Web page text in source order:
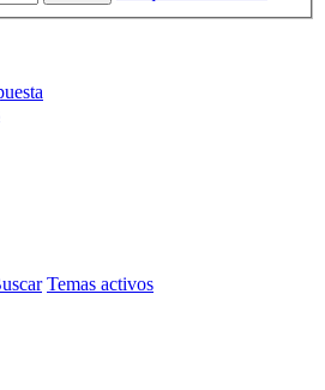
Temas activos